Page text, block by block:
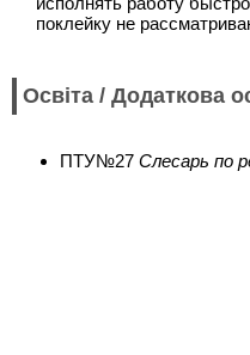
поклейку не
Освіта / Додаткова
ПТУ№27 Слесарь по